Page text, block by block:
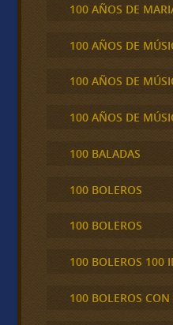
100 AÑOS DE
100 AÑOS DE
100 AÑOS DE
100 AÑOS DE
100 BALADAS
100 BOLEROS
100 BOLEROS
100 BOLEROS 100
100 BOLEROS CON